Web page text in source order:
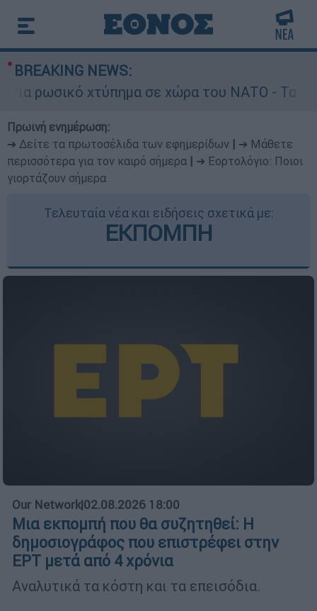
BREAKING NEWS:
σε χώρα του ΝΑΤΟ - Τα βασικά
Πρωινή ενημέρωση:
➔ Δείτε τα πρωτοσέλιδα των εφημερίδων
➔ Μάθετε
περισσότερα για τον καιρό σήμερα
➔ Εορτολόγιο: Ποιοι
γιορτάζουν σήμερα
Τελευταία νέα και ειδήσεις σχετικά με:
ΕΚΠΟΜΠΗ
Our Network|02.08.2026 18:00
Μια εκπομπή που θα συζητηθεί: Η
δημοσιογράφος που επιστρέφει στην
ΕΡΤ μετά από 4 χρόνια
Αναλυτικά τα κόστη και τα επεισόδια.